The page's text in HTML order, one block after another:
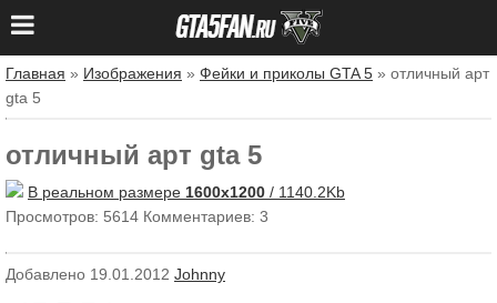
Главная » Изображения » Фейки и приколы GTA 5 » отличный арт
gta 5
отличный арт gta 5
В реальном размере 1600x1200 / 1140.2Kb
Просмотров: 5614 Комментариев: 3
Добавлено 19.01.2012 Johnny